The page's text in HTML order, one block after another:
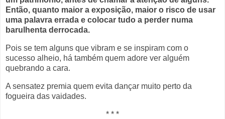
Então, quanto maior a exposição, maior o risco de usar
uma palavra errada e colocar tudo a perder numa
barulhenta derrocada.
Pois se tem alguns que vibram e se inspiram com o
sucesso alheio, há também quem adore ver alguém
quebrando a cara.
A sensatez premia quem evita dançar muito perto da
fogueira das vaidades.
* * *